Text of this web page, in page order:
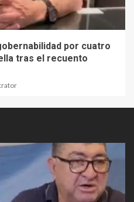
por cuatro
tras el recuento